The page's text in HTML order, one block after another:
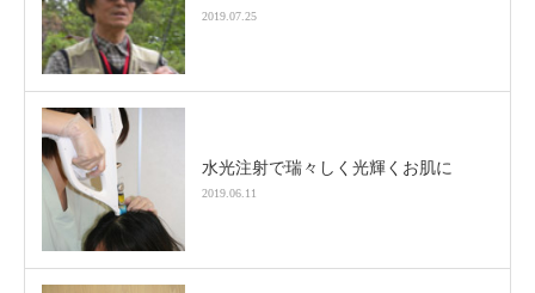
2019.07.25
水光注射で瑞々しく光輝くお肌に
2019.06.11